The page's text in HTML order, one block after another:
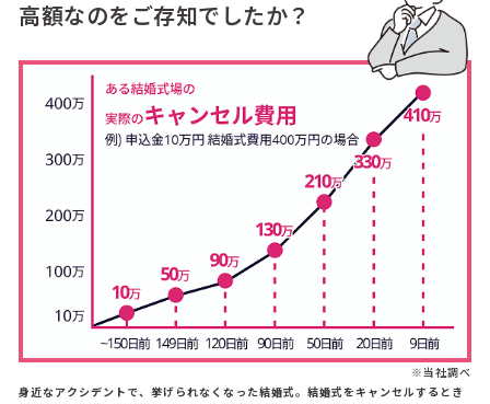
高額なのをご存知でしたか？
※当社調べ
身近なアクシデントで、挙げられなくなった結婚式。結婚式をキャンセルするとき